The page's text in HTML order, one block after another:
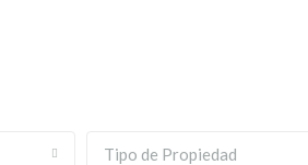
Tipo de Propiedad